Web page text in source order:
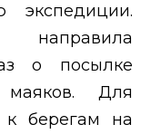
экспедиции.
направила
о посылке
Для
берегам на